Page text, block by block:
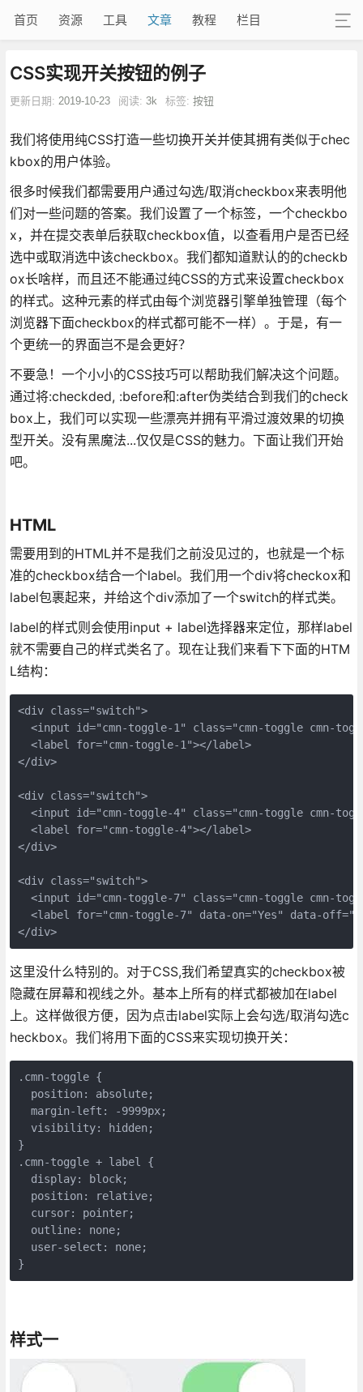
首页 资源 工具 文章 教程 栏目
CSS实现开关按钮的例子
更新日期: 2019-10-23 阅读: 3k 标签: 按钮
我们将使用纯CSS打造一些切换开关并使其拥有类似于chec
kbox的用户体验。
很多时候我们都需要用户通过勾选/取消checkbox来表明他
们对一些问题的答案。我们设置了一个标签，一个checkbo
x，并在提交表单后获取checkbox值，以查看用户是否已经
选中或取消选中该checkbox。我们都知道默认的的checkb
ox长啥样，而且还不能通过纯CSS的方式来设置checkbox
的样式。这种元素的样式由每个浏览器引擎单独管理（每个
浏览器下面checkbox的样式都可能不一样）。于是，有一
个更统一的界面岂不是会更好？
不要急！一个小小的CSS技巧可以帮助我们解决这个问题。
通过将:checkded, :before和:after伪类结合到我们的check
box上，我们可以实现一些漂亮并拥有平滑过渡效果的切换
型开关。没有黑魔法...仅仅是CSS的魅力。下面让我们开始
吧。
HTML
需要用到的HTML并不是我们之前没见过的，也就是一个标
准的checkbox结合一个label。我们用一个div将checkox和
label包裹起来，并给这个div添加了一个switch的样式类。
label的样式则会使用input + label选择器来定位，那样label
就不需要自己的样式类名了。现在让我们来看下下面的HTM
L结构：
<div class="switch">
<input id="cmn-toggle-1" class="cmn-toggle cmn-
  <label for="cmn-toggle-1"></label>
</div>
<div class="switch">
<input id="cmn-toggle-4" class="cmn-toggle cmn-
  <label for="cmn-toggle-4"></label>
</div>
<div class="switch">
<input id="cmn-toggle-7" class="cmn-toggle cmn-
<label for="cmn-toggle-7" data-on="Yes" data-
</div>
这里没什么特别的。对于CSS,我们希望真实的checkbox被
隐藏在屏幕和视线之外。基本上所有的样式都被加在label
上。这样做很方便，因为点击label实际上会勾选/取消勾选c
heckbox。我们将用下面的CSS来实现切换开关：
.cmn-toggle {
  position: absolute;
  margin-left: -9999px;
  visibility: hidden;
}
.cmn-toggle + label {
  display: block;
  position: relative;
  cursor: pointer;
  outline: none;
  user-select: none;
}
样式一